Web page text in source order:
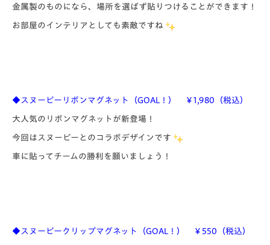
金属製のものになら、場所を選ばず貼りつけることができます！
お部屋のインテリアとしても素敵ですね
◆スヌーピーリボンマグネット（GOAL！） ￥1,980（税込）
大人気のリボンマグネットが新登場！
今回はスヌーピーとのコラボデザインです
車に貼ってチームの勝利を願いましょう！
◆スヌーピークリップマグネット（GOAL！） ￥550（税込）